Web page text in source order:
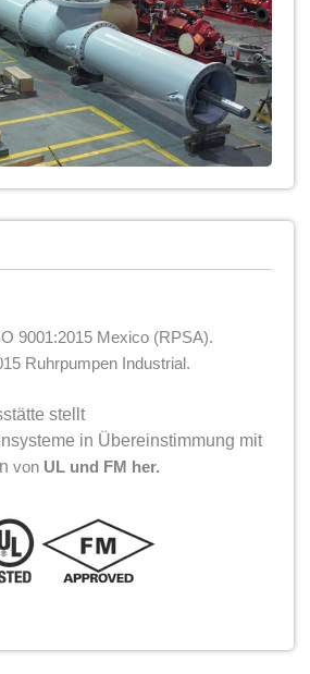
9001:2015 Mexico (RPSA).
Ruhrpumpen Industrial.
stellt
in Übereinstimmung mit
von UL und FM her.